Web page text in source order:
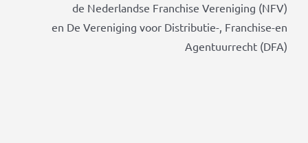
de Nederlandse Franchise Vereniging (NFV)
en De Vereniging voor Distributie-, Franchise-en
Agentuurrecht (DFA)